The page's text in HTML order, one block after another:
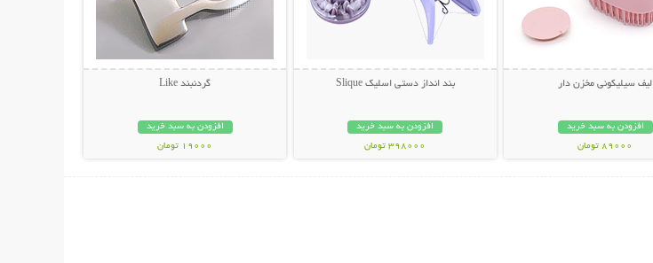
لیف سیلیکونی مخزن دار
افزودن به سبد خرید
89000 تومان
بند انداز دستی اسلیک Slique
افزودن به سبد خرید
398000 تومان
گردنبند Like
افزودن به سبد خرید
19000 تومان